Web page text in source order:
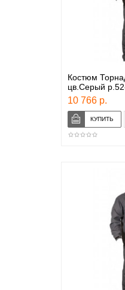
Костюм
цв.Серый
10 766 р.